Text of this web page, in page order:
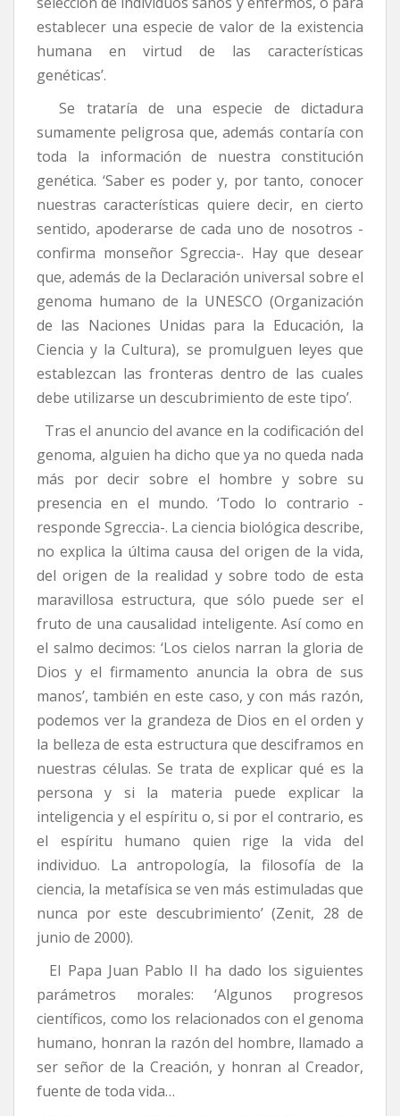
establecer una especie de valor de la existencia
humana en virtud de las características
genéticas’.
Se trataría de una especie de dictadura
sumamente peligrosa que, además contaría con
toda la información de nuestra constitución
genética. ‘Saber es poder y, por tanto, conocer
nuestras características quiere decir, en cierto
sentido, apoderarse de cada uno de nosotros -
confirma monseñor Sgreccia-. Hay que desear
que, además de la Declaración universal sobre el
genoma humano de la UNESCO (Organización
de las Naciones Unidas para la Educación, la
Ciencia y la Cultura), se promulguen leyes que
establezcan las fronteras dentro de las cuales
debe utilizarse un descubrimiento de este tipo’.
Tras el anuncio del avance en la codificación del
genoma, alguien ha dicho que ya no queda nada
más por decir sobre el hombre y sobre su
presencia en el mundo. ‘Todo lo contrario -
responde Sgreccia-. La ciencia biológica describe,
no explica la última causa del origen de la vida,
del origen de la realidad y sobre todo de esta
maravillosa estructura, que sólo puede ser el
fruto de una causalidad inteligente. Así como en
el salmo decimos: ‘Los cielos narran la gloria de
Dios y el firmamento anuncia la obra de sus
manos’, también en este caso, y con más razón,
podemos ver la grandeza de Dios en el orden y
la belleza de esta estructura que desciframos en
nuestras células. Se trata de explicar qué es la
persona y si la materia puede explicar la
inteligencia y el espíritu o, si por el contrario, es
el espíritu humano quien rige la vida del
individuo. La antropología, la filosofía de la
ciencia, la metafísica se ven más estimuladas que
nunca por este descubrimiento’ (Zenit, 28 de
junio de 2000).
El Papa Juan Pablo II ha dado los siguientes
parámetros morales: ‘Algunos progresos
científicos, como los relacionados con el genoma
humano, honran la razón del hombre, llamado a
ser señor de la Creación, y honran al Creador,
fuente de toda vida…